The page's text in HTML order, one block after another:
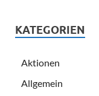
KATEGORIEN
Aktionen
Allgemein